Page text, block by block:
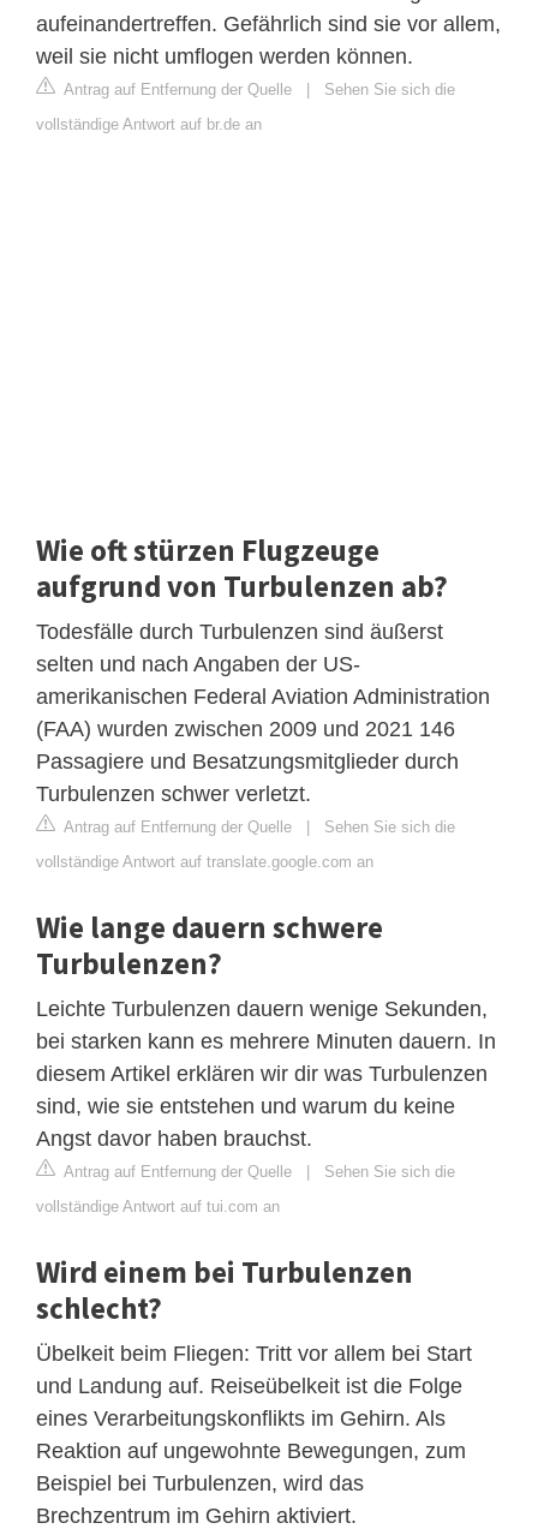
aufeinandertreffen. Gefährlich sind sie vor allem,
weil sie nicht umflogen werden können.
Antrag auf Entfernung der Quelle | Sehen Sie sich die
vollständige Antwort auf br.de an
Wie oft stürzen Flugzeuge
aufgrund von Turbulenzen ab?
Todesfälle durch Turbulenzen sind äußerst
selten und nach Angaben der US-
amerikanischen Federal Aviation Administration
(FAA) wurden zwischen 2009 und 2021 146
Passagiere und Besatzungsmitglieder durch
Turbulenzen schwer verletzt.
Antrag auf Entfernung der Quelle | Sehen Sie sich die
vollständige Antwort auf translate.google.com an
Wie lange dauern schwere
Turbulenzen?
Leichte Turbulenzen dauern wenige Sekunden,
bei starken kann es mehrere Minuten dauern. In
diesem Artikel erklären wir dir was Turbulenzen
sind, wie sie entstehen und warum du keine
Angst davor haben brauchst.
Antrag auf Entfernung der Quelle | Sehen Sie sich die
vollständige Antwort auf tui.com an
Wird einem bei Turbulenzen
schlecht?
Übelkeit beim Fliegen: Tritt vor allem bei Start
und Landung auf. Reiseübelkeit ist die Folge
eines Verarbeitungskonflikts im Gehirn. Als
Reaktion auf ungewohnte Bewegungen, zum
Beispiel bei Turbulenzen, wird das
Brechzentrum im Gehirn aktiviert.